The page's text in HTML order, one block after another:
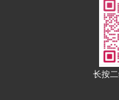
长按